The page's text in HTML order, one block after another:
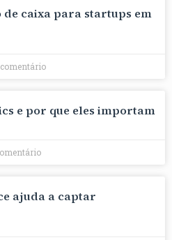
caixa para startups em
e por que eles importam
ajuda a captar